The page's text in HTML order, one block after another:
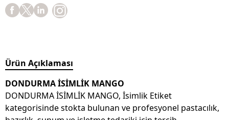
Ürün Açıklaması
DONDURMA İSİMLİK MANGO
DONDURMA İSİMLİK MANGO, İsimlik Etiket
kategorisinde stokta bulunan ve profesyonel pastacılık,